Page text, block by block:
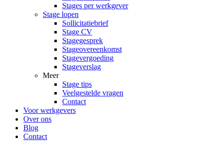
Stages per werkgever
Stage lopen
Sollicitatiebrief
Stage CV
Stagegesprek
Stageovereenkomst
Stagevergoeding
Stageverslag
Meer
Stage tips
Veelgestelde vragen
Contact
Voor werkgevers
Over ons
Blog
Contact